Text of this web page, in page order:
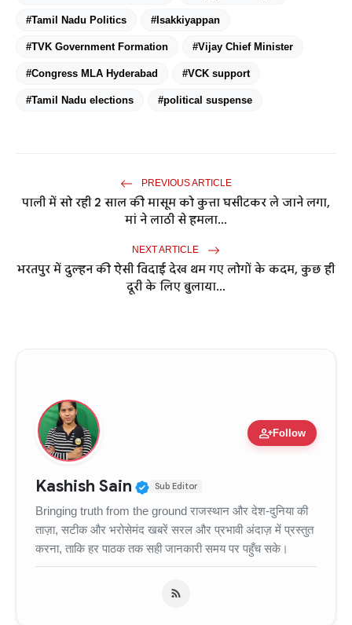
#Tamil Nadu Politics #Isakkiyappan
#TVK Government Formation #Vijay Chief Minister
#Congress MLA Hyderabad #VCK support
#Tamil Nadu elections #political suspense
PREVIOUS ARTICLE
पाली में सो रही 2 साल की मासूम को कुत्ता घसीटकर ले जाने लगा,
मां ने लाठी से हमला...
NEXT ARTICLE
भरतपुर में दुल्हन की ऐसी विदाई देख थम गए लोगों के कदम, कुछ ही
दूरी के लिए बुलाया...
person_addFollow
Kashish Sain Verified Public Figure •
Sub Editor
Bringing truth from the ground राजस्थान और देश-दुनिया की
ताज़ा, सटीक और भरोसेमंद खबरें सरल और प्रभावी अंदाज़ में प्रस्तुत
करना, ताकि हर पाठक तक सही जानकारी समय पर पहुँच सके।